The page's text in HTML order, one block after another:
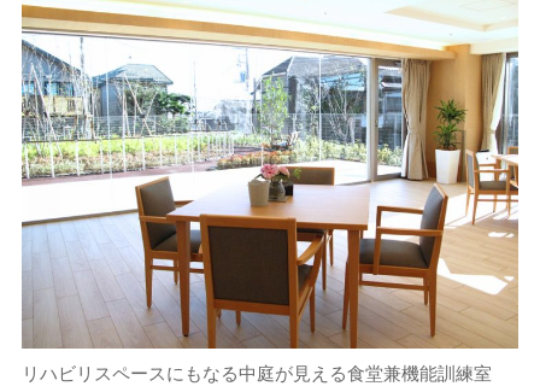
リハビリスペースにもなる中庭が見える食堂兼機能訓練室